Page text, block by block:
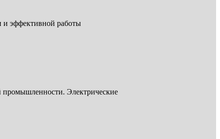
и эффективной работы
промышленности. Электрические